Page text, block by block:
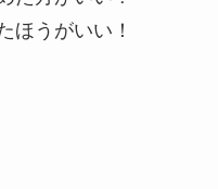
ほうがいい！